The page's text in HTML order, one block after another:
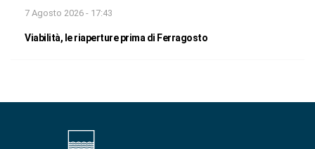
7 Agosto 2026 - 17:43
Viabilità, le riaperture prima di Ferragosto